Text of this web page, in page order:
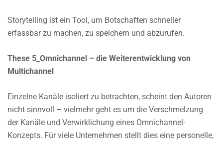
Storytelling ist ein Tool, um Botschaften schneller
erfassbar zu machen, zu speichern und abzurufen.
These 5_Omnichannel – die Weiterentwicklung von
Multichannel
Einzelne Kanäle isoliert zu betrachten, scheint den Autoren
nicht sinnvoll – vielmehr geht es um die Verschmelzung
der Kanäle und Verwirklichung eines Omnichannel-
Konzepts. Für viele Unternehmen stellt dies eine personelle,